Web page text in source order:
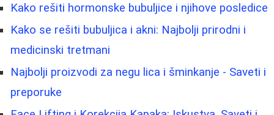
Kako rešiti hormonske bubuljice i njihove posledice
Kako se rešiti bubuljica i akni: Najbolji prirodni i
medicinski tretmani
Najbolji proizvodi za negu lica i šminkanje - Saveti i
preporuke